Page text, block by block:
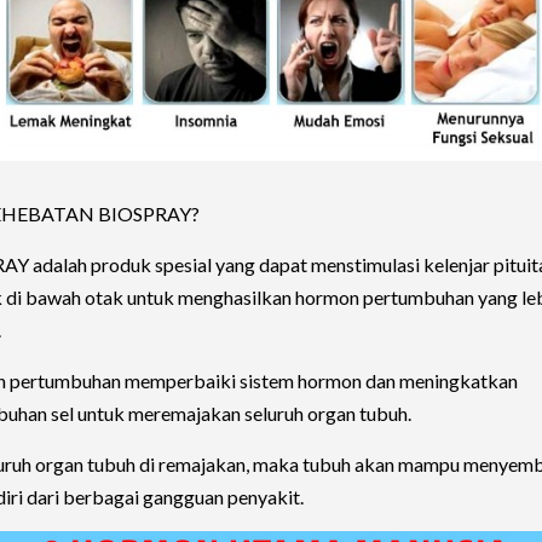
BIOSPRAY?
adalah produk spesial yang dapat menstimulasi kelenjar
bawah otak untuk menghasilkan hormon pertumbuhan yang
pertumbuhan memperbaiki sistem hormon dan meningkatkan
sel untuk meremajakan seluruh organ tubuh.
organ tubuh di remajakan, maka tubuh akan mampu
dari berbagai gangguan penyakit.